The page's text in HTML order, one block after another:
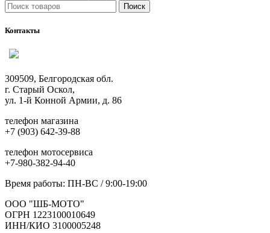
Поиск
Контакты
309509, Белгородская обл.
г. Старый Оскол,
ул. 1-й Конной Армии, д. 86
телефон магазина
+7 (903) 642-39-88
телефон мотосервиса
+7-980-382-94-40
Время работы: ПН-ВС / 9:00-19:00
ООО "ШБ-МОТО"
ОГРН 1223100010649
ИНН/КИО 3100005248